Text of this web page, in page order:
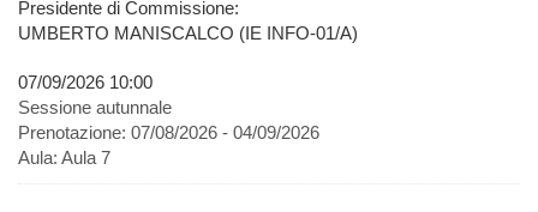
Presidente di Commissione:
UMBERTO MANISCALCO (IE INFO-01/A)
07/09/2026 10:00
Sessione autunnale
Prenotazione: 07/08/2026 - 04/09/2026
Aula: Aula 7